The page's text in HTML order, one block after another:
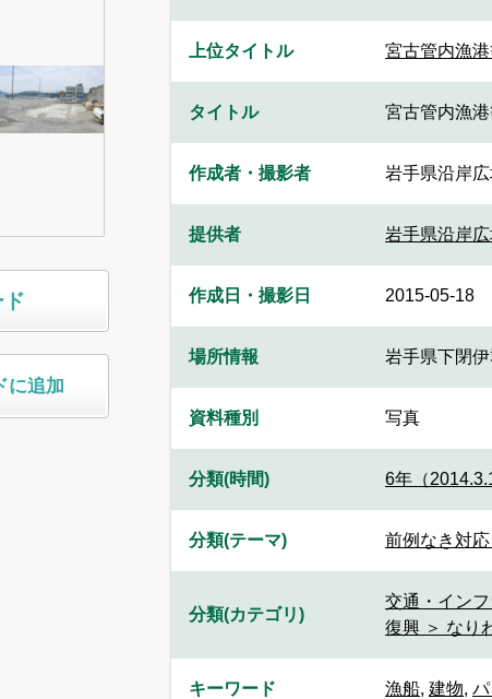
に追加
上位タイトル 宮古管内漁
タイトル 宮古管内漁
作成者・撮影者 岩手県沿岸
提供者 岩手県沿岸
作成日・撮影日 2015-05-18
場所情報 岩手県下閉
資料種別 写真
分類(時間) 6年（
分類(テーマ) 前例なき対
分類(カテゴリ)
交通・イン
復興 ＞ なり
キーワード 漁船, 建物,